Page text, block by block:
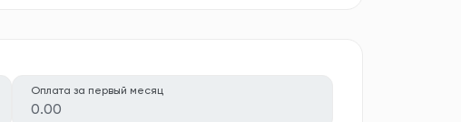
Оплата за первый месяц
0.00